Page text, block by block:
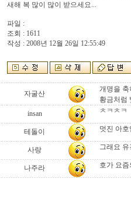
새해 복 많이 많이 받으세요...
파일 :
조회 : 1611
작성 : 2008년 12월 26일 12:55:49
자굴산
개명을
황금처럼
insan
ㅊㅋㅊㅋ
테돌이 멋진 아
사랑 그래요
나주라 호가 요